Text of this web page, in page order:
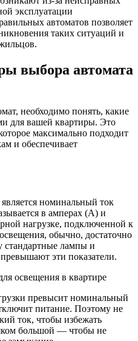
эксплуатации
автоматов позволяет
таких ситуаций и
выбора автомата
необходимо понять, какие
для вашей квартиры. Это
максимально подходит
и обеспечивает
номинальный ток
в амперах (А) и
нагрузке, подключенной к
обычно, достаточно
стандартные лампы и
эти показатели.
превысит номинальный
питание. Поэтому не
ток, чтобы избежать
большой — чтобы не